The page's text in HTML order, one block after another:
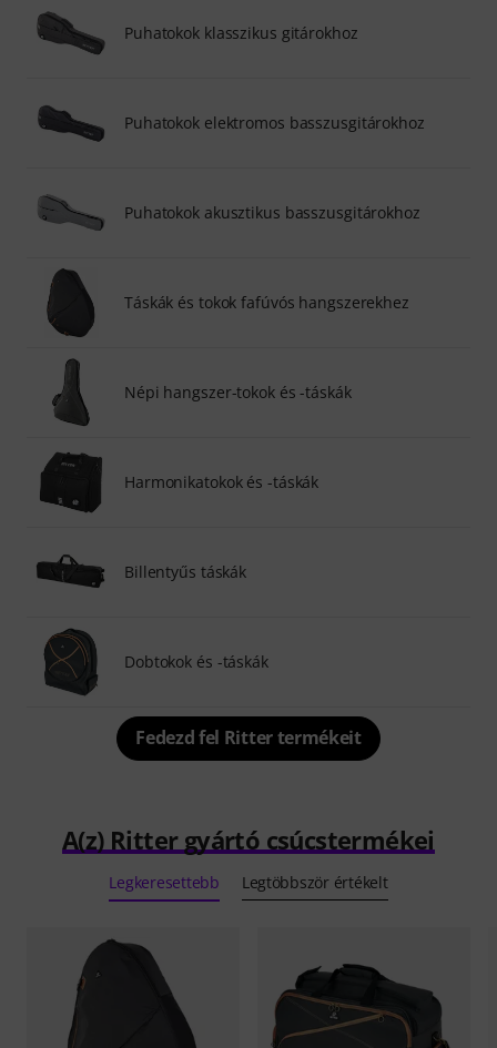
Puhatokok klasszikus gitárokhoz
Puhatokok elektromos basszusgitárokhoz
Puhatokok akusztikus basszusgitárokhoz
Táskák és tokok fafúvós hangszerekhez
Népi hangszer-tokok és -táskák
Harmonikatokok és -táskák
Billentyűs táskák
Dobtokok és -táskák
Fedezd fel Ritter termékeit
A(z) Ritter gyártó csúcstermékei
Legkeresettebb Legtöbbször értékelt